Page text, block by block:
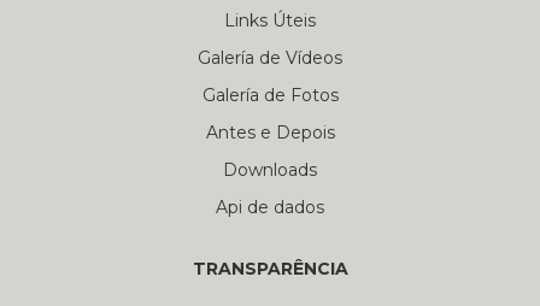
Links Úteis
Galería de Vídeos
Galería de Fotos
Antes e Depois
Downloads
Api de dados
TRANSPARÊNCIA